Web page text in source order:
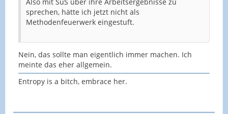
sprechen, hätte ich jetzt nicht als
Methodenfeuerwerk eingestuft.
Nein, das sollte man eigentlich immer machen. Ich
meinte das eher allgemein.
Entropy is a bitch, embrace her.